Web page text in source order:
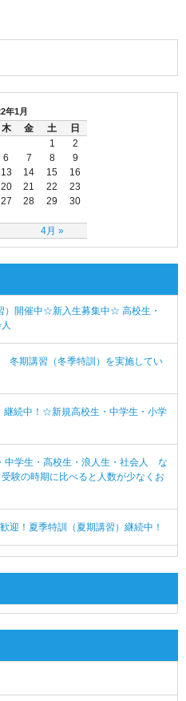
年1月
木 金 土 日
4月 »
1
2
6 7 8
9
13 14 15
16
20 21 22
23
27 28 29
30
開催中☆新入生募集中☆ 高校生・
人
期講習（冬季特訓）を実施してい
継続中！☆新規高校生・中学生・小学
学生・高校生・浪人生・社会人 な
験の時期に比べると人数が少なくお
迎！夏季特訓（夏期講習）継続中！